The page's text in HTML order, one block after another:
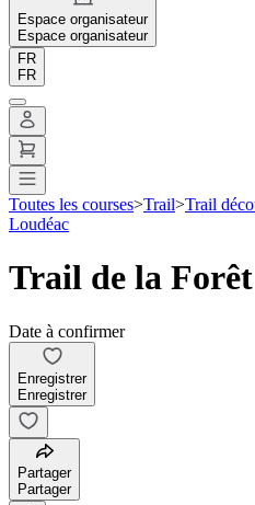
Espace organisateur
Espace organisateur
FR
FR
Toutes les courses>Trail>Trail
Loudéac
Trail de la
Date à confirmer
Enregistrer
Enregistrer
Partager
Partager